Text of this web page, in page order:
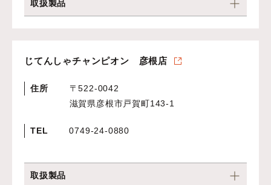
取扱製品
じてんしゃチャンピオン 彦根店
住所
〒522-0042
滋賀県彦根市戸賀町143-1
TEL 0749-24-0880
取扱製品